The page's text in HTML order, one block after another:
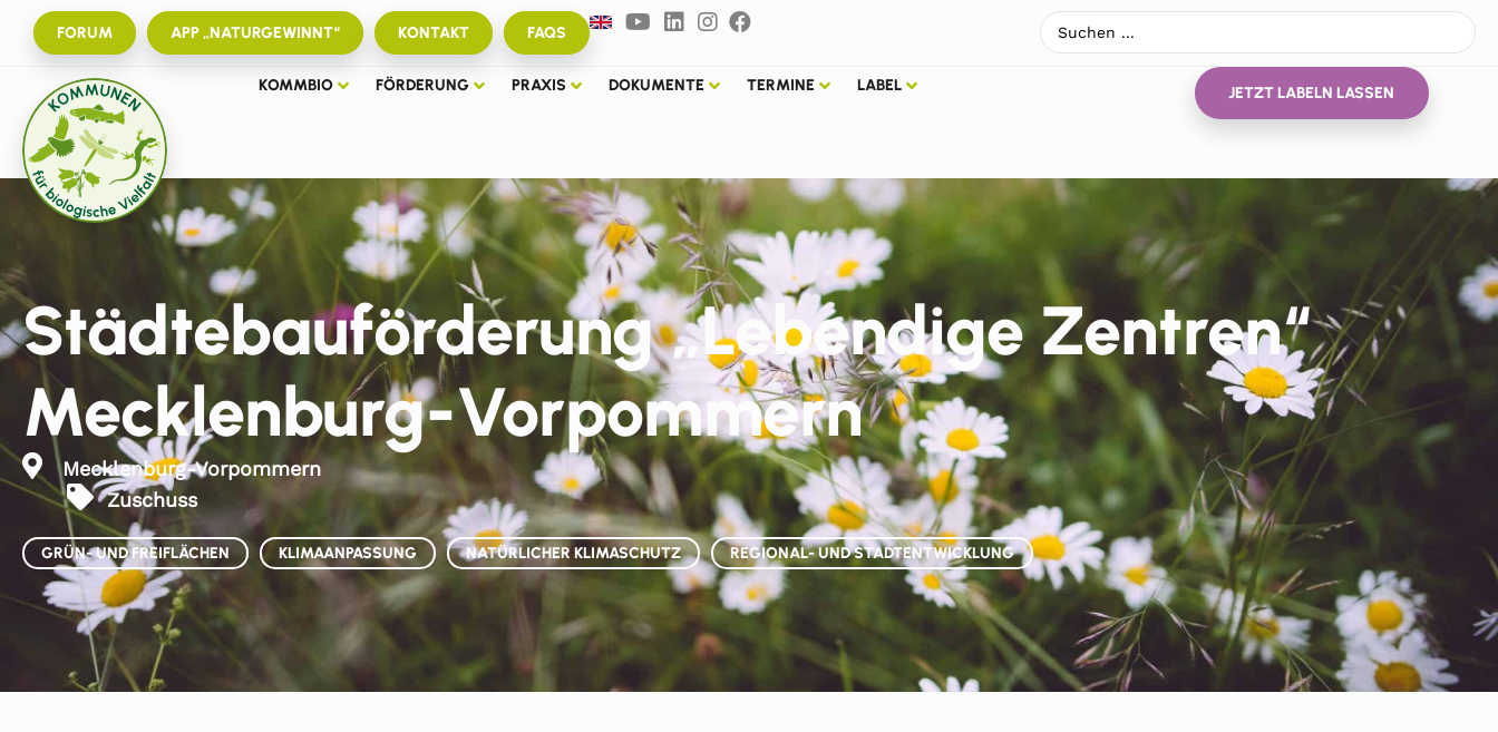
FORUM APP „NATURGEWINNT“ KONTAKT FAQS
KOMMBIO FÖRDERUNG PRAXIS DOKUMENTE TERMINE LABEL JETZT LABELN LASSEN
Städtebauförderung „Lebendige Zentren“
Mecklenburg-Vorpommern
Mecklenburg-Vorpommern
Zuschuss
GRÜN- UND FREIFLÄCHEN KLIMAANPASSUNG NATÜRLICHER KLIMASCHUTZ REGIONAL- UND STADTENTWICKLUNG